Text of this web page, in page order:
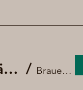
Fritigsbier am 28. August 2026 - Wurst-Käse-Salat / Brauerei Chrüpfe Bier